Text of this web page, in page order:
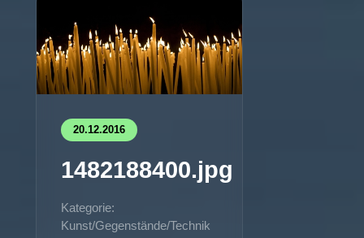
20.12.2016
1482188400.jpg
Kategorie:
Kunst/Gegenstände/Technik